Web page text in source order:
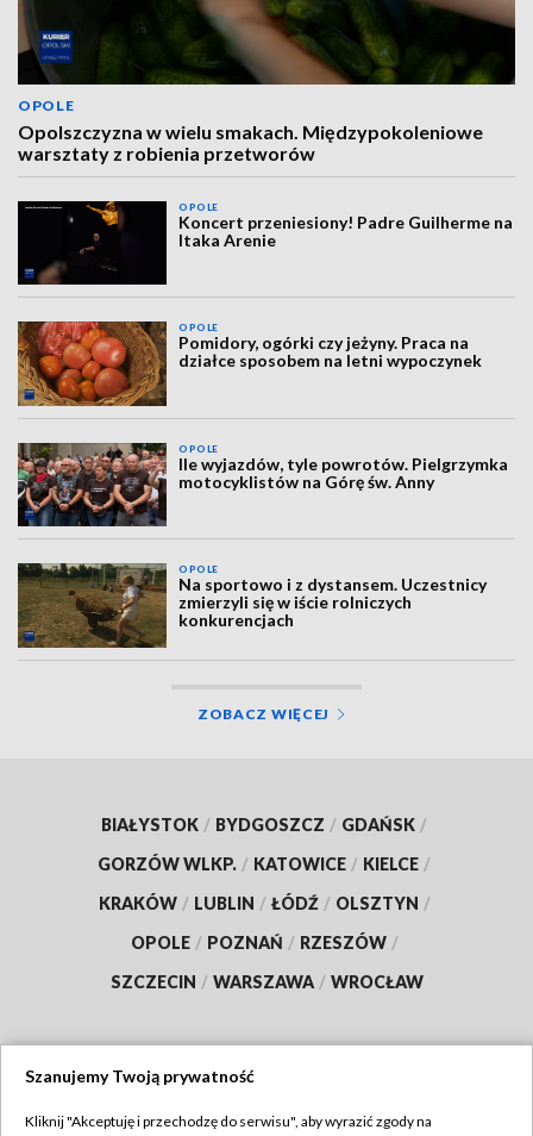
OPOLE
Opolszczyzna w wielu smakach. Międzypokoleniowe
warsztaty z robienia przetworów
OPOLE
Koncert przeniesiony! Padre Guilherme na
Itaka Arenie
OPOLE
Pomidory, ogórki czy jeżyny. Praca na
działce sposobem na letni wypoczynek
OPOLE
Ile wyjazdów, tyle powrotów. Pielgrzymka
motocyklistów na Górę św. Anny
OPOLE
Na sportowo i z dystansem. Uczestnicy
zmierzyli się w iście rolniczych
konkurencjach
ZOBACZ WIĘCEJ
BIAŁYSTOK / BYDGOSZCZ / GDAŃSK /
GORZÓW WLKP. / KATOWICE / KIELCE /
KRAKÓW / LUBLIN / ŁÓDŹ / OLSZTYN /
OPOLE / POZNAŃ / RZESZÓW /
SZCZECIN / WARSZAWA / WROCŁAW
Szanujemy Twoją prywatność
Kliknij "Akceptuję i przechodzę do serwisu", aby wyrazić zgody na